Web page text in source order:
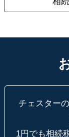
チェスター
1円でも相続